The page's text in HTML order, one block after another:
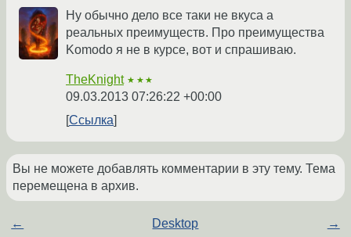
Ну обычно дело все таки не вкуса а
реальных преимуществ. Про преимущества
Komodo я не в курсе, вот и спрашиваю.
TheKnight ★★★
09.03.2013 07:26:22 +00:00
Ссылка
Вы не можете добавлять комментарии в эту тему. Тема
перемещена в архив.
← Desktop →